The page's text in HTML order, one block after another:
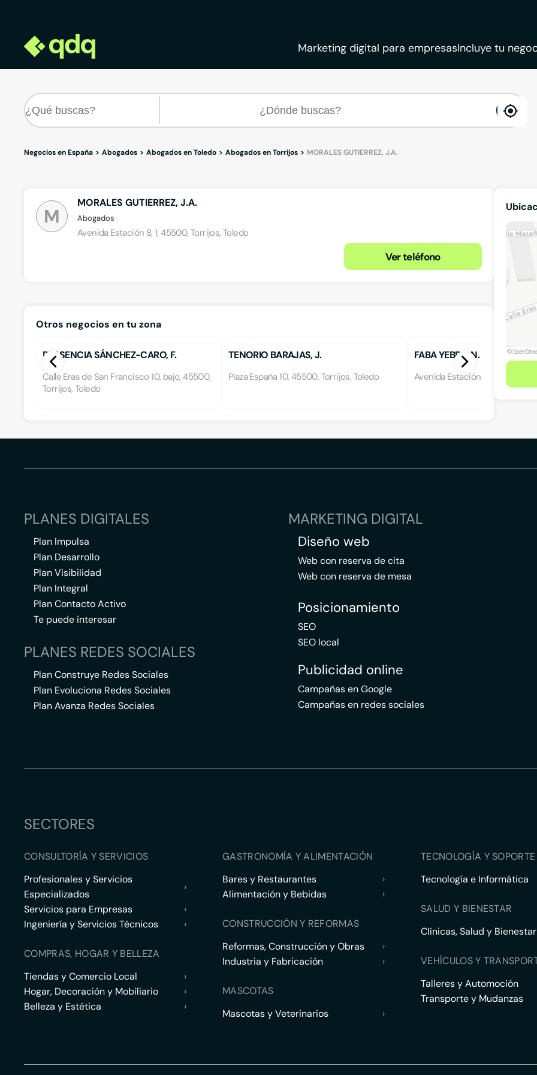
Marketing digital para empresasIncluye tu
Negocios en España Abogados Abogados en Toledo Abogados en Torrijos MORALES GUTIERREZ, J.A.
M
MORALES GUTIERREZ, J.A.
Abogados
Avenida Estación 8, 1, 45500, Torrijos, Toledo
Ver teléfono
Otros negocios en tu zona
PLASENCIA SÁNCHEZ-CARO, F.
Calle Eras de San Francisco 10, bajo, 45500,
Torrijos, Toledo
TENORIO BARAJAS, J.
Plaza España 10, 45500, Torrijos, Toledo
FABA YEBRA, N.
Avenida Estación 27, 45500,
PLANES DIGITALES
Plan Impulsa
Plan Desarrollo
Plan Visibilidad
Plan Integral
Plan Contacto Activo
Te puede interesar
PLANES REDES SOCIALES
Plan Construye Redes Sociales
Plan Evoluciona Redes Sociales
Plan Avanza Redes Sociales
MARKETING DIGITAL
Diseño web
Web con reserva de cita
Web con reserva de mesa
Posicionamiento
SEO
SEO local
Publicidad online
Campañas en Google
Campañas en redes sociales
SECTORES
CONSULTORÍA Y SERVICIOS
Profesionales y Servicios
Especializados
›
Servicios para Empresas
›
Ingeniería y Servicios Técnicos
›
COMPRAS, HOGAR Y BELLEZA
Tiendas y Comercio Local
›
Hogar, Decoración y Mobiliario
›
Belleza y Estética
›
GASTRONOMÍA Y ALIMENTACIÓN
Bares y Restaurantes
›
Alimentación y Bebidas
›
CONSTRUCCIÓN Y REFORMAS
Reformas, Construcción y Obras
›
Industria y Fabricación
›
MASCOTAS
Mascotas y Veterinarios
›
TECNOLOGÍA Y
Tecnología e Informática
SALUD Y BIENESTAR
Clínicas, Salud y Bienestar
VEHÍCULOS Y
Talleres y Automoción
Transporte y Mudanzas